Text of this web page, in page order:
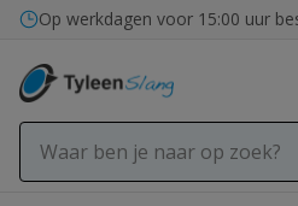
Ga naar de inhoud
Op werkdagen voor 15:00 uur